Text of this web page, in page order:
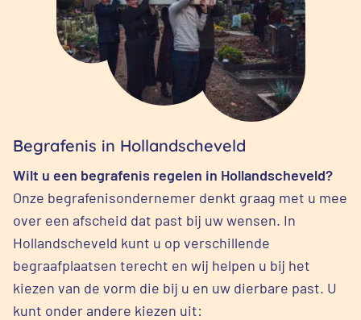
Begrafenis in Hollandscheveld
Wilt u een begrafenis regelen in Hollandscheveld?
Onze begrafenisondernemer denkt graag met u mee
over een afscheid dat past bij uw wensen. In
Hollandscheveld kunt u op verschillende
begraafplaatsen terecht en wij helpen u bij het
kiezen van de vorm die bij u en uw dierbare past. U
kunt onder andere kiezen uit: